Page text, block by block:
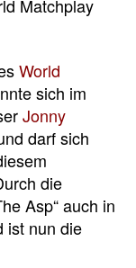
World
sich im
Jonny
darf sich
die
Asp“ auch in
ist nun die